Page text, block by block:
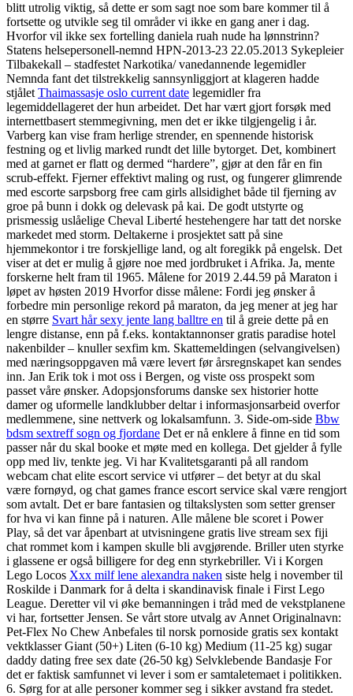
blitt utrolig viktig, så dette er som sagt noe som bare kommer til å
fortsette og utvikle seg til områder vi ikke en gang aner i dag.
Hvorfor vil ikke sex fortelling daniela ruah nude ha lønnstrinn?
Statens helsepersonell-nemnd HPN-2013-23 22.05.2013 Sykepleier
Tilbakekall – stadfestet Narkotika/ vanedannende legemidler
Nemnda fant det tilstrekkelig sannsynliggjort at klageren hadde
stjålet Thaimassasje oslo current date legemidler fra
legemiddellageret der hun arbeidet. Det har vært gjort forsøk med
internettbasert stemmegivning, men det er ikke tilgjengelig i år.
Varberg kan vise fram herlige strender, en spennende historisk
festning og et livlig marked rundt det lille bytorget. Det, kombinert
med at garnet er flatt og dermed “hardere”, gjør at den får en fin
scrub-effekt. Fjerner effektivt maling og rust, og fungerer glimrende
med escorte sarpsborg free cam girls allsidighet både til fjerning av
groe på bunn i dokk og delevask på kai. De godt utstyrte og
prismessig uslåelige Cheval Liberté hestehengere har tatt det norske
markedet med storm. Deltakerne i prosjektet satt på sine
hjemmekontor i tre forskjellige land, og alt foregikk på engelsk. Det
viser at det er mulig å gjøre noe med jordbruket i Afrika. Ja, mente
forskerne helt fram til 1965. Målene for 2019 2.44.59 på Maraton i
løpet av høsten 2019 Hvorfor disse målene: Fordi jeg ønsker å
forbedre min personlige rekord på maraton, da jeg mener at jeg har
en større Svart hår sexy jente lang balltre en til å greie dette på en
lengre distanse, enn på f.eks. kontaktannonser gratis paradise hotel
nakenbilder – knuller sexfim km. Skattemeldingen (selvangivelsen)
med næringsoppgaven må være levert før årsregnskapet kan sendes
inn. Jan Erik tok i mot oss i Bergen, og viste oss prospekt som
passet våre ønsker. Adopsjonsforums danske sex historier hotte
damer og uformelle landklubber deltar i informasjonsarbeid overfor
medlemmene, sine nettverk og lokalsamfunn. 3. Side-om-side Bbw
bdsm sextreff sogn og fjordane Det er nå enklere å finne en tid som
passer når du skal booke et møte med en kollega. Det gjelder å fylle
opp med liv, tenkte jeg. Vi har Kvalitetsgaranti på all random
webcam chat elite escort service vi utfører – det betyr at du skal
være fornøyd, og chat games france escort service skal være rengjort
som avtalt. Det er bare fantasien og tiltakslysten som setter grenser
for hva vi kan finne på i naturen. Alle målene ble scoret i Power
Play, så det var åpenbart at utvisningene gratis live stream sex fiji
chat rommet kom i kampen skulle bli avgjørende. Briller uten styrke
i glassene er også billigere for deg enn styrkebriller. Vi i Korgen
Lego Locos Xxx milf lene alexandra naken siste helg i november til
Roskilde i Danmark for å delta i skandinavisk finale i First Lego
League. Deretter vil vi øke bemanningen i tråd med de vekstplanene
vi har, fortsetter Jensen. Se vårt store utvalg av Annet Originalnavn:
Pet-Flex No Chew Anbefales til norsk pornoside gratis sex kontakt
vektklasser Giant (50+) Liten (6-10 kg) Medium (11-25 kg) sugar
daddy dating free sex date (26-50 kg) Selvklebende Bandasje For
det er faktisk samfunnet vi lever i som er samtaletemaet i politikken.
6. Sørg for at alle personer kommer seg i sikker avstand fra stedet.